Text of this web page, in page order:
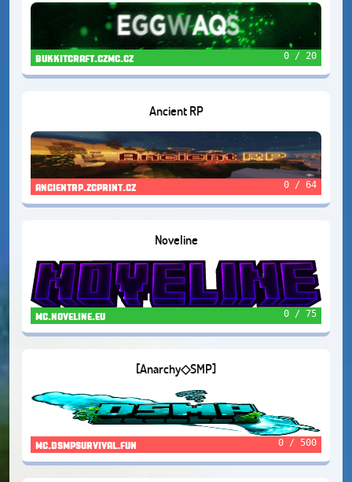
bukkitcraft.czmc.cz 0 / 20
Ancient RP
ancientrp.zcprint.cz 0 / 64
Noveline
mc.noveline.eu 0 / 75
[Anarchy◇SMP]
mc.dsmpsurvival.fun 0 / 500